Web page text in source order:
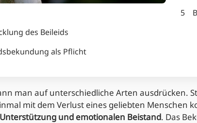
5
des Beileids
als Pflicht
man auf unterschiedliche Arten ausdrücken.
mit dem Verlust eines geliebten Menschen
Unterstützung und emotionalen Beistand. Das